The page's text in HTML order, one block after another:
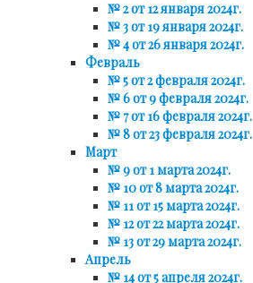
№ 2 от 12 января 2024г.
№ 3 от 19 января 2024г.
№ 4 от 26 января 2024г.
Февраль
№ 5 от 2 февраля 2024г.
№ 6 от 9 февраля 2024г.
№ 7 от 16 февраля 2024г.
№ 8 от 23 февраля 2024г.
Март
№ 9 от 1 марта 2024г.
№ 10 от 8 марта 2024г.
№ 11 от 15 марта 2024г.
№ 12 от 22 марта 2024г.
№ 13 от 29 марта 2024г.
Апрель
№ 14 от 5 апреля 2024г.